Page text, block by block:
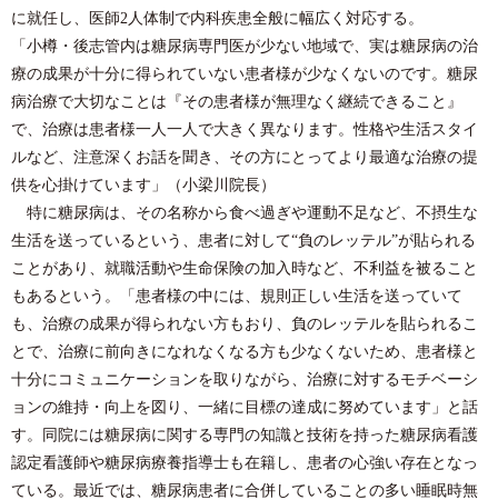
に就任し、医師2人体制で内科疾患全般に幅広く対応する。
「小樽・後志管内は糖尿病専門医が少ない地域で、実は糖尿病の治
療の成果が十分に得られていない患者様が少なくないのです。糖尿
病治療で大切なことは『その患者様が無理なく継続できること』
で、治療は患者様一人一人で大きく異なります。性格や生活スタイ
ルなど、注意深くお話を聞き、その方にとってより最適な治療の提
供を心掛けています」（小梁川院長）
特に糖尿病は、その名称から食べ過ぎや運動不足など、不摂生な
生活を送っているという、患者に対して“負のレッテル”が貼られる
ことがあり、就職活動や生命保険の加入時など、不利益を被ること
もあるという。「患者様の中には、規則正しい生活を送っていて
も、治療の成果が得られない方もおり、負のレッテルを貼られるこ
とで、治療に前向きになれなくなる方も少なくないため、患者様と
十分にコミュニケーションを取りながら、治療に対するモチベーシ
ョンの維持・向上を図り、一緒に目標の達成に努めています」と話
す。同院には糖尿病に関する専門の知識と技術を持った糖尿病看護
認定看護師や糖尿病療養指導士も在籍し、患者の心強い存在となっ
ている。最近では、糖尿病患者に合併していることの多い睡眠時無